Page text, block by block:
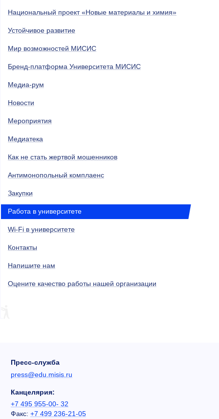
Национальный проект «Новые материалы и химия»
Устойчивое развитие
Мир возможностей МИСИС
Бренд-платформа Университета МИСИС
Медиа-рум
Новости
Мероприятия
Медиатека
Как не стать жертвой мошенников
Антимонопольный комплаенс
Закупки
Работа в университете
Wi-Fi в университете
Контакты
Напишите нам
Оцените качество работы нашей организации
Пресс-служба
press@edu.misis.ru
Канцелярия:
+7 495 955-00- 32
Факс: +7 499 236-21-05